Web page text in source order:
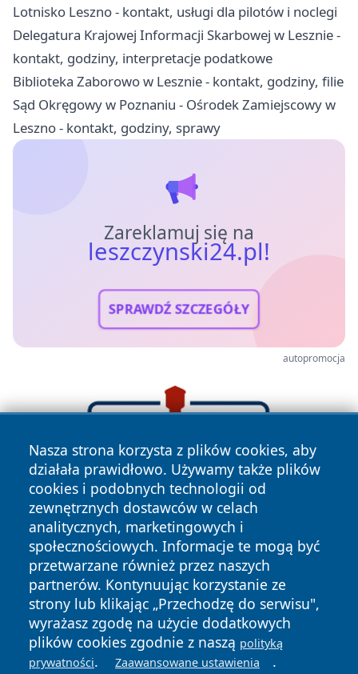
Lotnisko Leszno - kontakt, usługi dla pilotów i noclegi
Delegatura Krajowej Informacji Skarbowej w Lesznie -
kontakt, godziny, interpretacje podatkowe
Biblioteka Zaborowo w Lesznie - kontakt, godziny, filie
Sąd Okręgowy w Poznaniu - Ośrodek Zamiejscowy w
Leszno - kontakt, godziny, sprawy
Zareklamuj się na
leszczynski24.pl!
SPRAWDŹ SZCZEGÓŁY
autopromocja
Nasza strona korzysta z plików cookies, aby
działała prawidłowo. Używamy także plików
cookies i podobnych technologii od
zewnętrznych dostawców w celach
analitycznych, marketingowych i
społecznościowych. Informacje te mogą być
przetwarzane również przez naszych
partnerów. Kontynuując korzystanie ze
strony lub klikając „Przechodzę do serwisu",
wyrażasz zgodę na użycie dodatkowych
plików cookies zgodnie z naszą polityką
prywatności. Zaawansowane ustawienia .